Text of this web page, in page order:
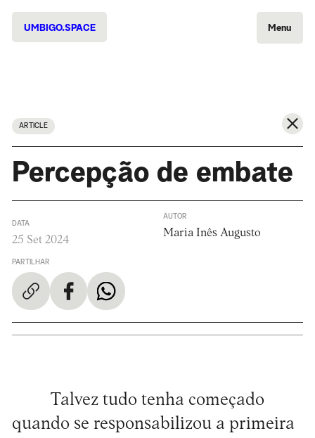
UMBIGO.SPACE Menu
ARTICLE
Percepção de embate
DATA
25 Set 2024
PARTILHAR
AUTOR
Maria Inês Augusto
Talvez tudo tenha começado
quando se responsabilizou a primeira